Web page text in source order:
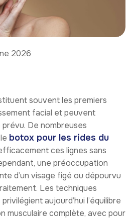
2026
souvent les premiers
facial et peuvent
De nombreuses
botox pour les rides du
ces lignes sans
une préoccupation
d’un visage figé ou dépourvu
Les techniques
aujourd’hui l’équilibre
musculaire complète, avec pour